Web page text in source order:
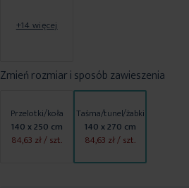
+14 więcej
Zmień rozmiar i sposób zawieszenia
Przelotki/koła
140 x 250 cm
84,63 zł/ szt.
Taśma/tunel/żabki
140 x 270 cm
84,63 zł/ szt.